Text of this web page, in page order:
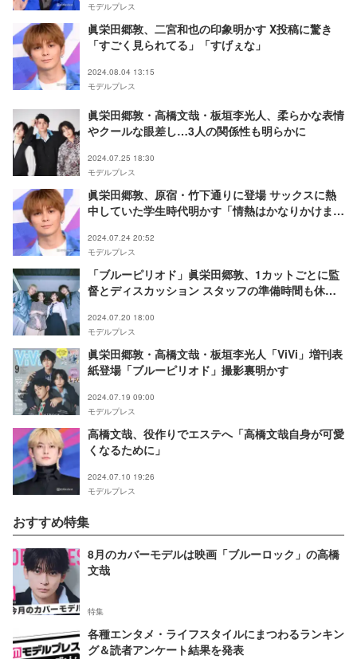
モデルプレス
眞栄田郷敦、二宮和也の印象明かす X投稿に驚き
「すごく見られてる」「すげぇな」
2024.08.04 13:15
モデルプレス
眞栄田郷敦・高橋文哉・板垣李光人、柔らかな表情
やクールな眼差し…3人の関係性も明らかに
2024.07.25 18:30
モデルプレス
眞栄田郷敦、原宿・竹下通りに登場 サックスに熱
中していた学生時代明かす「情熱はかなりかけまし
2024.07.24 20:52
モデルプレス
「ブルーピリオド」眞栄田郷敦、1カットごとに監
督とディスカッション スタッフの準備時間も休憩
2024.07.20 18:00
モデルプレス
眞栄田郷敦・高橋文哉・板垣李光人「ViVi」増刊表
紙登場「ブルーピリオド」撮影裏明かす
2024.07.19 09:00
モデルプレス
高橋文哉、役作りでエステへ「高橋文哉自身が可愛
くなるために」
2024.07.10 19:26
モデルプレス
おすすめ特集
8月のカバーモデルは映画「ブルーロック」の高橋
文哉
特集
各種エンタメ・ライフスタイルにまつわるランキン
グ＆読者アンケート結果を発表